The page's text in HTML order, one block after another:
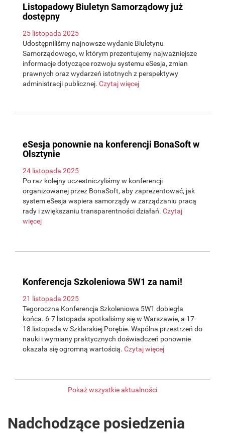
Listopadowy Biuletyn Samorządowy już
dostępny
25 listopada 2025
Udostępniliśmy najnowsze wydanie Biuletynu
Samorządowego, w którym prezentujemy najważniejsze
informacje dotyczące rozwoju systemu eSesja, zmian
prawnych oraz wydarzeń istotnych z perspektywy
administracji publicznej. Czytaj więcej
eSesja ponownie na konferencji BonaSoft w
Olsztynie
24 listopada 2025
Po raz kolejny uczestniczyliśmy w konferencji
organizowanej przez BonaSoft, aby zaprezentować, jak
system eSesja wspiera samorządy w zarządzaniu pracą
rady i zwiększaniu transparentności działań. Czytaj
więcej
Konferencja Szkoleniowa 5W1 za nami!
21 listopada 2025
Tegoroczna Konferencja Szkoleniowa 5W1 dobiegła
końca. 6-7 listopada spotkaliśmy się w Warszawie, a 17-
18 listopada w Szklarskiej Porębie. Wspólna przestrzeń do
nauki i wymiany praktycznych doświadczeń ponownie
okazała się ogromną wartością. Czytaj więcej
Pokaż wszystkie aktualności
Nadchodzące posiedzenia